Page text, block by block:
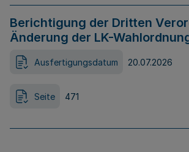
Berichtigung der Dritten
Änderung der LK-
Ausfertigungsdatum 20.07.2026
Seite 471